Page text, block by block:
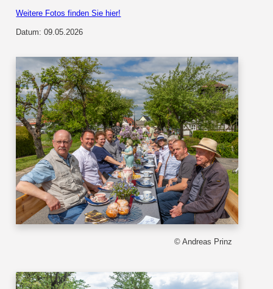
Weitere Fotos finden Sie hier!
Datum: 09.05.2026
© Andreas Prinz